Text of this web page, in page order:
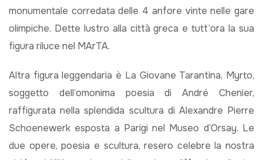
monumentale corredata delle 4 anfore vinte nelle gare
olimpiche. Dette lustro alla città greca e tutt’ora la sua
figura riluce nel MArTA.
Altra figura leggendaria è La Giovane Tarantina, Myrto,
soggetto dell’omonima poesia di André Chenier,
raffigurata nella splendida scultura di Alexandre Pierre
Schoenewerk esposta a Parigi nel Museo d’Orsay. Le
due opere, poesia e scultura, resero celebre la nostra